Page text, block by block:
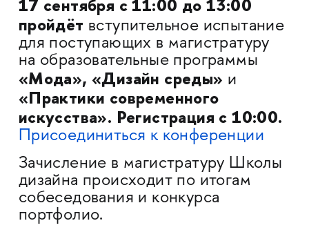
17 сентября с 11:00 до 13:00
пройдёт вступительное испытание
для поступающих в магистратуру
на образовательные программы
«Мода», «Дизайн среды» и
«Практики современного
искусства». Регистрация с 10:00.
Присоединиться к конференции
Зачисление в магистратуру Школы
дизайна происходит по итогам
собеседования и конкурса
портфолио.